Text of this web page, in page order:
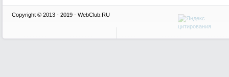
Copyright © 2013 - 2019 - WebClub.RU